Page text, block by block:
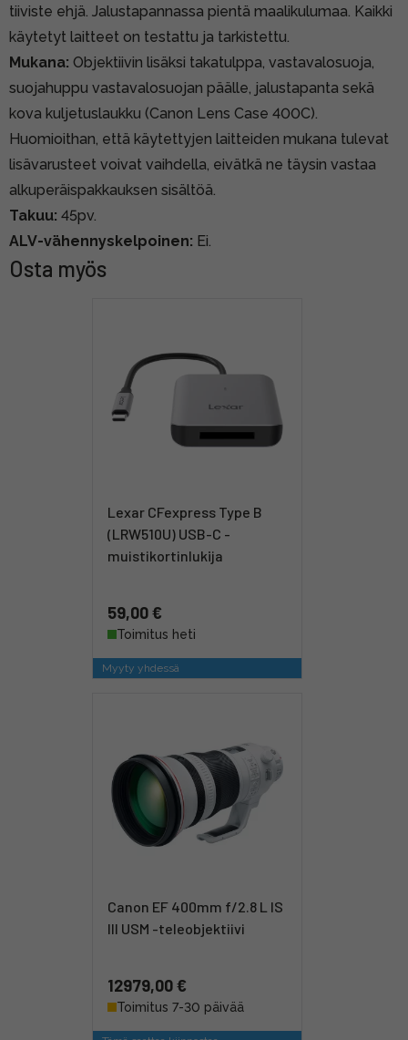
tiiviste ehjä. Jalustapannassa pientä maalikulumaa. Kaikki
käytetyt laitteet on testattu ja tarkistettu.
Mukana: Objektiivin lisäksi takatulppa, vastavalosuoja,
suojahuppu vastavalosuojan päälle, jalustapanta sekä
kova kuljetuslaukku (Canon Lens Case 400C).
Huomioithan, että käytettyjen laitteiden mukana tulevat
lisävarusteet voivat vaihdella, eivätkä ne täysin vastaa
alkuperäispakkauksen sisältöä.
Takuu: 45pv.
ALV-vähennyskelpoinen: Ei.
Osta myös
Lexar CFexpress Type B
(LRW510U) USB-C -
muistikortinlukija
59,00 €
Toimitus heti
Myyty yhdessä
Canon EF 400mm f/2.8 L IS
III USM -teleobjektiivi
12979,00 €
Toimitus 7-30 päivää